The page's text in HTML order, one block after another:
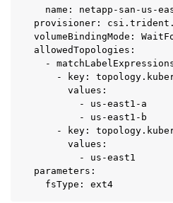
name: netapp-san-us-
provisioner:
volumeBindingMode:
allowedTopologies:
-
- key:
      values:
        - us-east1-a
        - us-east1-b
- key:
      values:
        - us-east1
parameters:
  fsType: ext4